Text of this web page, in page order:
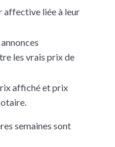
affective liée à leur
les vrais prix de
affiché et prix
semaines sont